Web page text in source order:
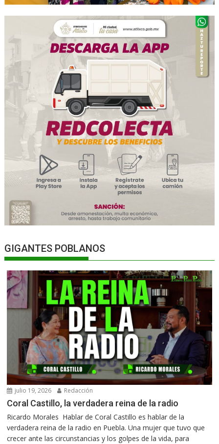
GIGANTES POBLANOS
julio 19, 2026 Redacción
Coral Castillo, la verdadera reina de la radio
Ricardo Morales Hablar de Coral Castillo es hablar de la
verdadera reina de la radio en Puebla. Una mujer que tuvo que
crecer ante las circunstancias y los golpes de la vida, para